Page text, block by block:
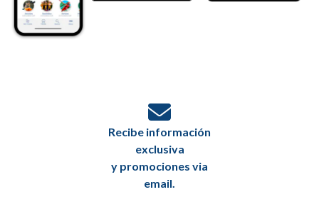
Recibe información
exclusiva
y promociones via
email.